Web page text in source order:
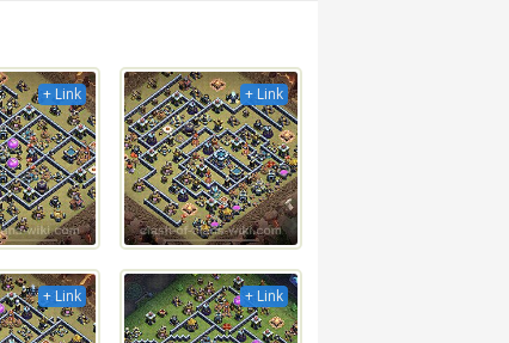
+ Link + Link
+ Link + Link